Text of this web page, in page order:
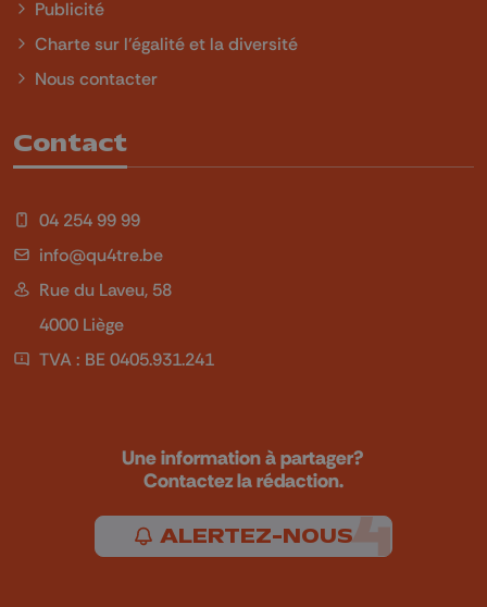
Publicité
Charte sur l'égalité et la diversité
Nous contacter
Contact
04 254 99 99
info@qu4tre.be
Rue du Laveu, 58
4000 Liège
TVA : BE 0405.931.241
Une information à partager?
Contactez la rédaction.
ALERTEZ-NOUS